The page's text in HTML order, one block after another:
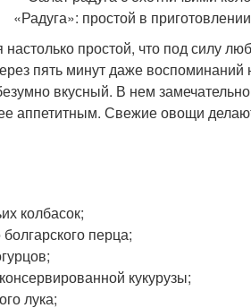
простой, что под силу
пять минут даже
вкусный. В нем
аппетитным. Свежие овощи
колбасок;
перца;
кукурузы;
лука;